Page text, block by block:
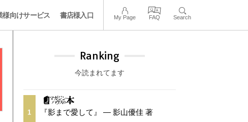
様向けサービス 書店様入口 My Page FAQ Search
Ranking
今読まれてます
1 『影まで愛して』 — 影山優佳 著